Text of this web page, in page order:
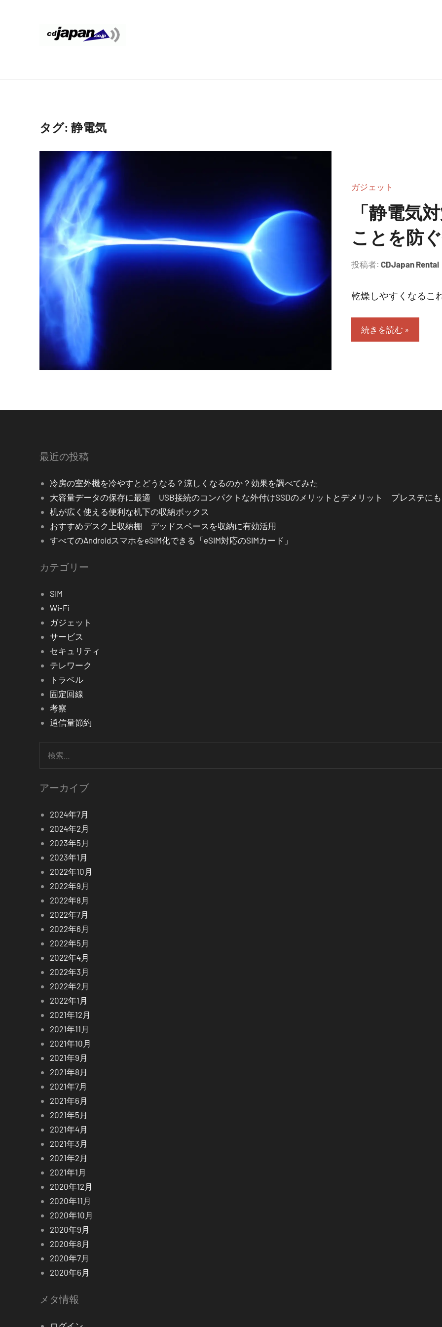
Rental
ン
ル
タグ: 静電気
ガジェット
「静電気
ことを防
投稿者: CDJapan Rental
乾燥しやすくなるこ
続きを読む
最近の投稿
冷房の室外機を冷やすとどうなる？涼しくなるのか？効果を調べてみた
大容量データの保存に最適 USB接続のコンパクトな外付けSSDのメリットとデメリット プレステに
机が広く使える便利な机下の収納ボックス
おすすめデスク上収納棚 デッドスペースを収納に有効活用
すべてのAndroidスマホをeSIM化できる「eSIM対応のSIMカード」
カテゴリー
SIM
Wi-Fi
ガジェット
サービス
セキュリティ
テレワーク
トラベル
固定回線
考察
通信量節約
アーカイブ
2024年7月
2024年2月
2023年5月
2023年1月
2022年10月
2022年9月
2022年8月
2022年7月
2022年6月
2022年5月
2022年4月
2022年3月
2022年2月
2022年1月
2021年12月
2021年11月
2021年10月
2021年9月
2021年8月
2021年7月
2021年6月
2021年5月
2021年4月
2021年3月
2021年2月
2021年1月
2020年12月
2020年11月
2020年10月
2020年9月
2020年8月
2020年7月
2020年6月
メタ情報